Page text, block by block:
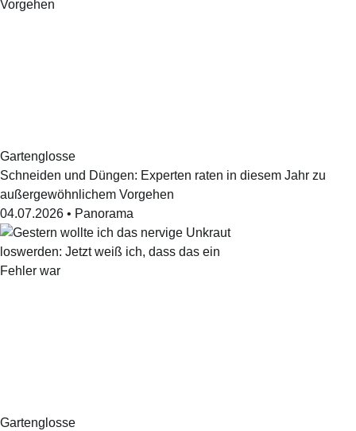
Gartenglosse
Schneiden und Düngen: Experten raten in diesem Jahr zu
außergewöhnlichem Vorgehen
04.07.2026 • Panorama
Gartenglosse